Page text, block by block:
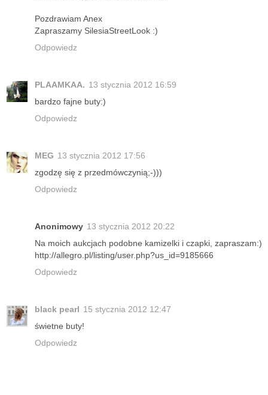
Pozdrawiam Anex
Zapraszamy SilesiaStreetLook :)
Odpowiedz
PLAAMKAA. 13 stycznia 2012 16:59
bardzo fajne buty:)
Odpowiedz
MEG 13 stycznia 2012 17:56
zgodzę się z przedmówczynią;-)))
Odpowiedz
Anonimowy 13 stycznia 2012 20:22
Na moich aukcjach podobne kamizelki i czapki, zapraszam:)
http://allegro.pl/listing/user.php?us_id=9185666
Odpowiedz
black pearl 15 stycznia 2012 12:47
świetne buty!
Odpowiedz